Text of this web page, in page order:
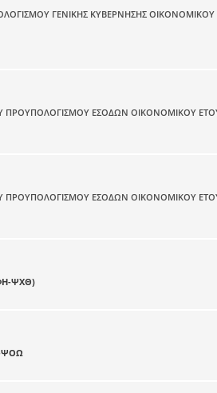
ΓΕΝΙΚΗΣ ΚΥΒΕΡΝΗΣΗΣ ΟΙΚΟΝΟΜΙΚΟΥ
ΠΡΟΥΠΟΛΟΓΙΣΜΟΥ ΕΣΟΔΩΝ ΟΙΚΟΝΟΜΙΚΟΥ
ΠΡΟΥΠΟΛΟΓΙΣΜΟΥ ΕΣΟΔΩΝ ΟΙΚΟΝΟΜΙΚΟΥ
ΨΧΘ)
ΨΟΩ